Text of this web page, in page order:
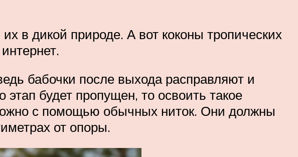
в дикой природе. А вот коконы тропических
бабочки после выхода расправляют и
будет пропущен, то освоить такое
с помощью обычных ниток. Они должны
от опоры.